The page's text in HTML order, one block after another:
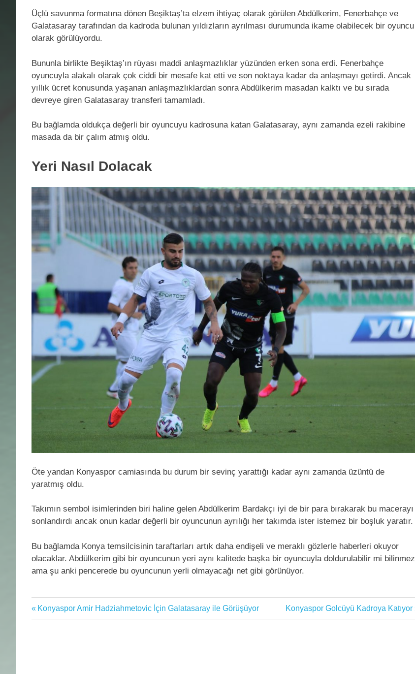
Üçlü savunma formatına dönen Beşiktaş’ta elzem ihtiyaç olarak görülen Abdülkerim, Fenerbahçe ve
Galatasaray tarafından da kadroda bulunan yıldızların ayrılması durumunda ikame olabilecek bir oyuncu
olarak görülüyordu.
Bununla birlikte Beşiktaş’ın rüyası maddi anlaşmazlıklar yüzünden erken sona erdi. Fenerbahçe
oyuncuyla alakalı olarak çok ciddi bir mesafe kat etti ve son noktaya kadar da anlaşmayı getirdi. Ancak
yıllık ücret konusunda yaşanan anlaşmazlıklardan sonra Abdülkerim masadan kalktı ve bu sırada
devreye giren Galatasaray transferi tamamladı.
Bu bağlamda oldukça değerli bir oyuncuyu kadrosuna katan Galatasaray, aynı zamanda ezeli rakibine
masada da bir çalım atmış oldu.
Yeri Nasıl Dolacak
Öte yandan Konyaspor camiasında bu durum bir sevinç yarattığı kadar aynı zamanda üzüntü de
yaratmış oldu.
Takımın sembol isimlerinden biri haline gelen Abdülkerim Bardakçı iyi de bir para bırakarak bu macerayı
sonlandırdı ancak onun kadar değerli bir oyuncunun ayrılığı her takımda ister istemez bir boşluk yaratır.
Bu bağlamda Konya temsilcisinin taraftarları artık daha endişeli ve meraklı gözlerle haberleri okuyor
olacaklar. Abdülkerim gibi bir oyuncunun yeri aynı kalitede başka bir oyuncuyla doldurulabilir mi bilinmez
ama şu anki pencerede bu oyuncunun yerli olmayacağı net gibi görünüyor.
abdülkerim
bardakçı
Yazı
Previous
Post:
Konyaspor Amir Hadziahmetovic İçin Galatasaray ile Görüşüyor
Next
Post:
Konyaspor Golcüyü Kadroya Katıyor